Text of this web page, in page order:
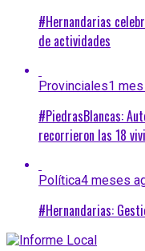
#Hernandarias
de actividades
Provinciales1
#PiedrasBlancas:
recorrieron las 18
Política4 meses
#Hernandarias: